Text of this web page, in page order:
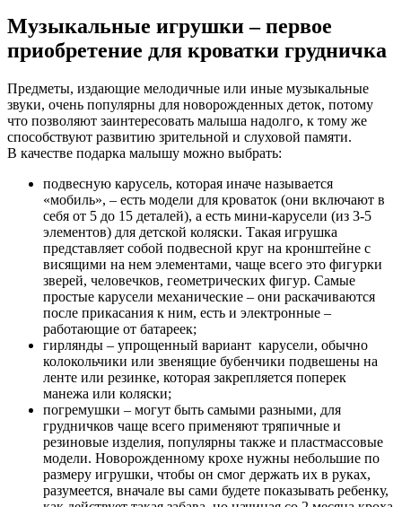
Музыкальные игрушки – первое
приобретение для кроватки грудничка
Предметы, издающие мелодичные или иные музыкальные
звуки, очень популярны для новорожденных деток, потому
что позволяют заинтересовать малыша надолго, к тому же
способствуют развитию зрительной и слуховой памяти.
В качестве подарка малышу можно выбрать:
подвесную карусель, которая иначе называется
«мобиль», – есть модели для кроваток (они включают в
себя от 5 до 15 деталей), а есть мини-карусели (из 3-5
элементов) для детской коляски. Такая игрушка
представляет собой подвесной круг на кронштейне с
висящими на нем элементами, чаще всего это фигурки
зверей, человечков, геометрических фигур. Самые
простые карусели механические – они раскачиваются
после прикасания к ним, есть и электронные –
работающие от батареек;
гирлянды – упрощенный вариант карусели, обычно
колокольчики или звенящие бубенчики подвешены на
ленте или резинке, которая закрепляется поперек
манежа или коляски;
погремушки – могут быть самыми разными, для
грудничков чаще всего применяют тряпичные и
резиновые изделия, популярны также и пластмассовые
модели. Новорожденному крохе нужны небольшие по
размеру игрушки, чтобы он смог держать их в руках,
разумеется, вначале вы сами будете показывать ребенку,